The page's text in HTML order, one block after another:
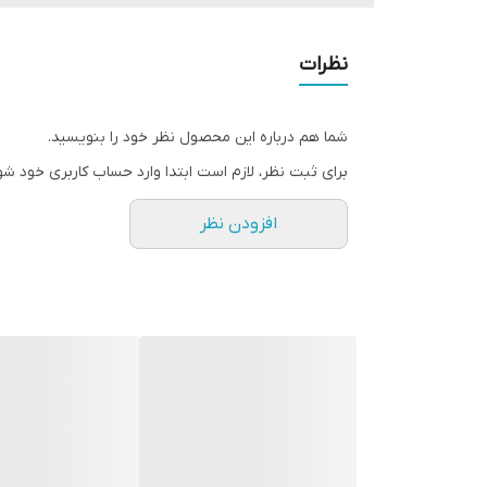
مناسب برای آیفون و اندروید
برای تمامی مدل های گوشی (usb به ایفون -usb به تایپ سی -2 سر تایپ سی - تایپ سی به ایفون
نظرات
شما هم درباره این محصول نظر خود را بنویسید.
برای ثبت نظر، لازم است ابتدا وارد حساب کاربری خود
افزودن نظر